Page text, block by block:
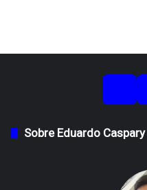
Sobre Eduardo Caspary